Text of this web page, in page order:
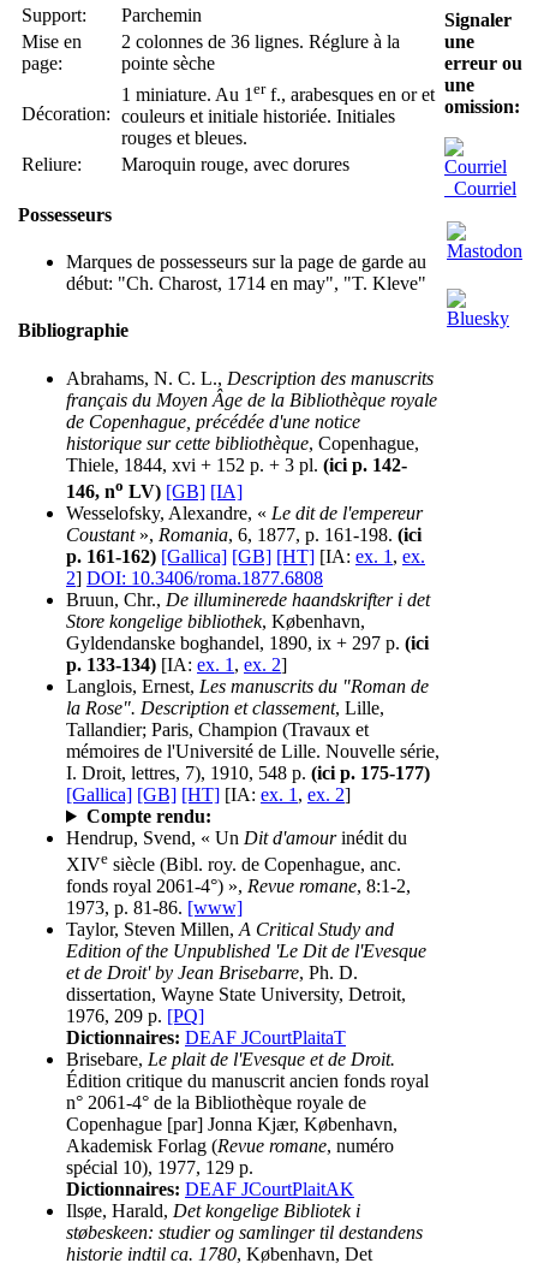
Support:
Parchemin
Mise en
page:
2 colonnes de 36 lignes. Réglure à la
pointe sèche
Décoration:
1 miniature. Au 1 erf., arabesques en or et
couleurs et initiale historiée. Initiales
rouges et bleues.
Reliure:
Maroquin rouge, avec dorures
Possesseurs
Marques de possesseurs sur la page de garde au
début: "Ch. Charost, 1714 en may", "T. Kleve"
Bibliographie
Abrahams, N. C. L., Description des manuscrits
français du Moyen Âge de la Bibliothèque royale
de Copenhague, précédée d'une notice
historique sur cette bibliothèque, Copenhague,
Thiele, 1844, xvi + 152 p. + 3 pl. (ici p. 142-
146, no LV) [GB] [IA]
Wesselofsky, Alexandre, « Le dit de l'empereur
Coustant», Romania, 6, 1877, p. 161-198. (ici
p. 161-162) [Gallica] [GB] [HT] [IA: ex. 1 , ex.
2] DOI: 10.3406/roma.1877.6808
Bruun, Chr., De illuminerede haandskrifter i det
Store kongelige bibliothek, København,
Gyldendanske boghandel, 1890, ix + 297 p. (ici
p. 133-134) [IA: ex. 1 , ex. 2]
Langlois, Ernest, Les manuscrits du "Roman de
la Rose". Description et classement, Lille,
Tallandier; Paris, Champion (Travaux et
mémoires de l'Université de Lille. Nouvelle série,
I. Droit, lettres, 7), 1910, 548 p. (ici p. 175-177)
[Gallica] [GB] [HT] [IA: ex. 1 , ex. 2]
Compte rendu:
Hendrup, Svend, « Un Dit d'amourinédit du
XIVe siècle (Bibl. roy. de Copenhague, anc.
fonds royal 2061-4°) », Revue romane, 8:1-2,
1973, p. 81-86. [www]
Taylor, Steven Millen, A Critical Study and
Edition of the Unpublished 'Le Dit de l'Evesque
et de Droit' by Jean Brisebarre, Ph. D.
dissertation, Wayne State University, Detroit,
1976, 209 p. [PQ]
Dictionnaires: DEAF JCourtPlaitaT
Brisebare, Le plait de l'Evesque et de Droit.
Édition critique du manuscrit ancien fonds royal
n° 2061-4° de la Bibliothèque royale de
Copenhague [par] Jonna Kjær, København,
Akademisk Forlag (Revue romane, numéro
spécial 10), 1977, 129 p.
Dictionnaires: DEAF JCourtPlaitAK
Ilsøe, Harald, Det kongelige Bibliotek i
støbeskeen: studier og samlinger til destandens
historie indtil ca. 1780, København, Det
Signaler
une
erreur ou
une
omission:
Courriel